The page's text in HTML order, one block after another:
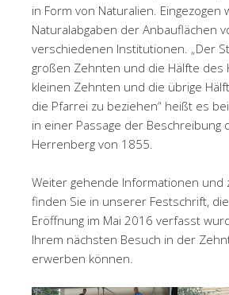
in Form von Naturalien. Eingezogen
Naturalabgaben der Anbauflächen
verschiedenen Institutionen. „Der
großen Zehnten und die Hälfte des
kleinen Zehnten und die übrige
die Pfarrei zu beziehen“ heißt es
in einer Passage der Beschreibung
Herrenberg von 1855.
Weiter gehende Informationen und
finden Sie in unserer Festschrift,
Eröffnung im Mai 2016 verfasst
Ihrem nächsten Besuch in der
erwerben können.